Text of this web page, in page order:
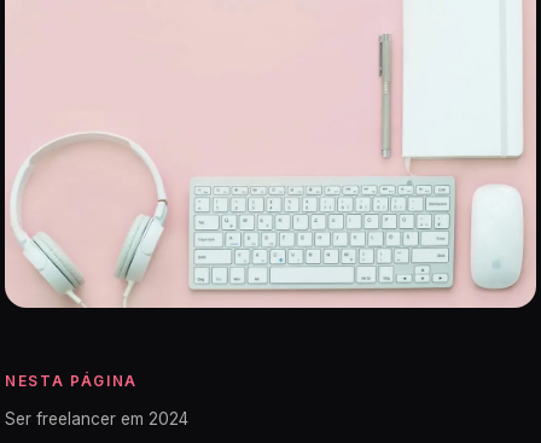
NESTA PÁGINA
Ser freelancer em 2024